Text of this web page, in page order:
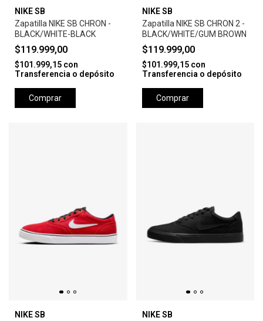
NIKE SB
Zapatilla NIKE SB CHRON -
BLACK/WHITE-BLACK
$119.999,00
$101.999,15 con
Transferencia o depósito
Comprar
NIKE SB
Zapatilla NIKE SB CHRON 2 -
BLACK/WHITE/GUM BROWN
$119.999,00
$101.999,15 con
Transferencia o depósito
Comprar
NIKE SB
NIKE SB